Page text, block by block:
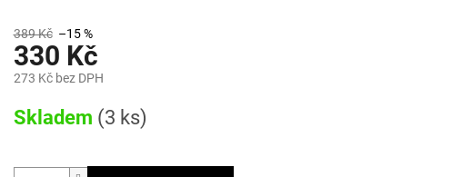
389 Kč –15 %
330 Kč
273 Kč bez DPH
cena:
Skladem (3 ks)